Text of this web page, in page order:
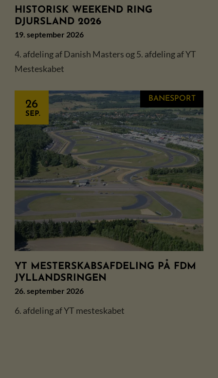
HISTORISK WEEKEND RING
DJURSLAND 2026
19. september 2026
4. afdeling af Danish Masters og 5. afdeling af YT
Mesteskabet
BANESPORT
26
SEP.
YT MESTERSKABSAFDELING PÅ FDM
JYLLANDSRINGEN
26. september 2026
6. afdeling af YT mesteskabet